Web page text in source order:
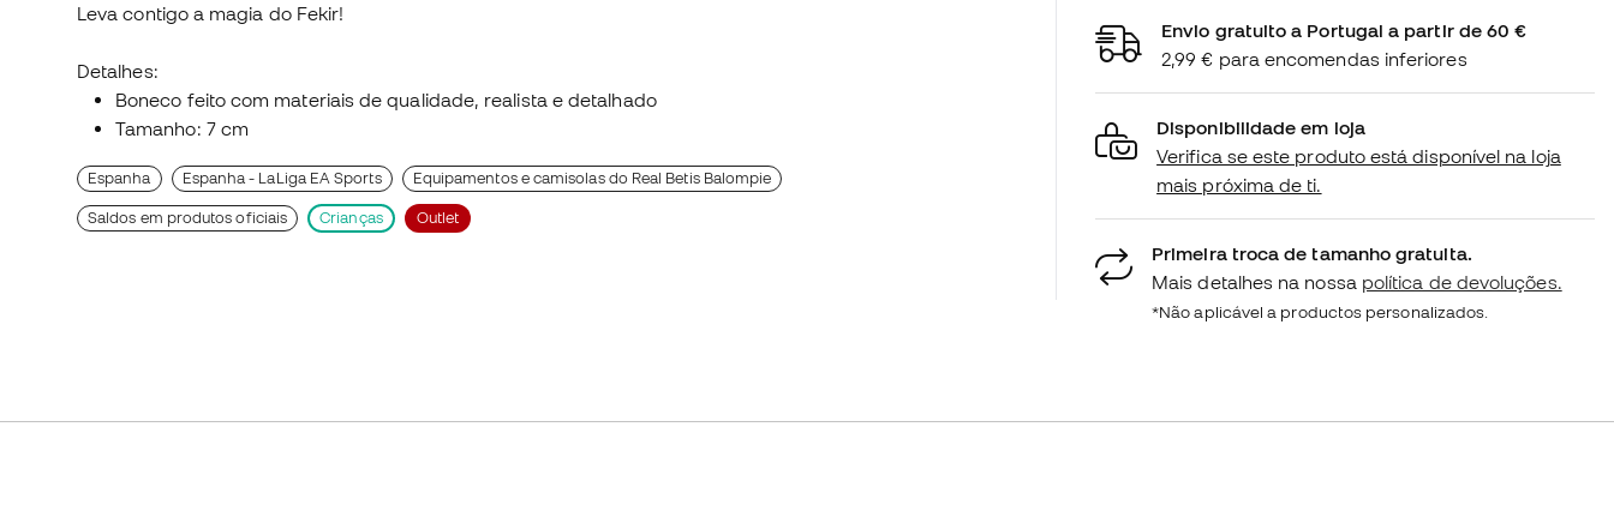
Leva contigo a magia do Fekir!
Detalhes:
Boneco feito com materiais de qualidade, realista e detalhado
Tamanho: 7 cm
Espanha Espanha - LaLiga EA Sports Equipamentos e camisolas do Real Betis Balompie
Saldos em produtos oficiais Crianças Outlet
Envio gratuito a Portugal a partir de 60 €
2,99 € para encomendas inferiores
Disponibilidade em loja
Verifica se este produto está disponível na loja
mais próxima de ti.
Primeira troca de tamanho gratuita.
Mais detalhes na nossa política de devoluções.
*Não aplicável a productos personalizados.